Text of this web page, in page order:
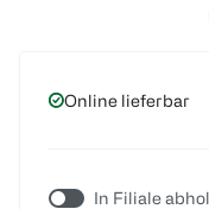
Online lieferbar
In Filiale